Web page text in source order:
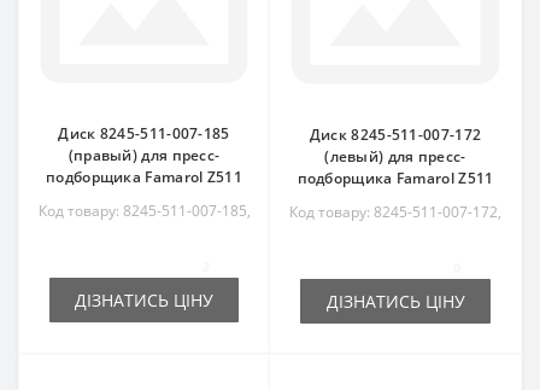
Диск 8245-511-007-185
(правый) для пресс-
подборщика Famarol Z511
Код товару: 8245-511-007-185,
ДІЗНАТИСЬ ЦІНУ
Диск 8245-511-007-172
(левый) для пресс-
подборщика Famarol Z511
Код товару: 8245-511-007-172,
ДІЗНАТИСЬ ЦІНУ